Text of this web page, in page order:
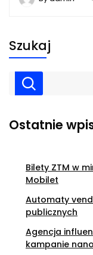
Szukaj
Ostatnie
Bilety ZTM w
Mobilet
Automaty
publicznych
Agencja
kampanie